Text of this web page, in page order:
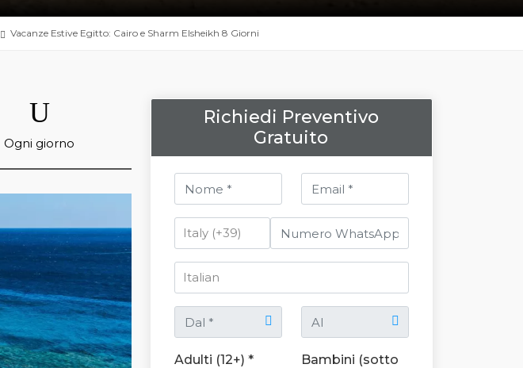
Vacanze Estive Egitto: Cairo e Sharm Elsheikh 8 Giorni
Ogni giorno
Richiedi Preventivo
Gratuito
Adulti (12+) *
Bambini (sotto